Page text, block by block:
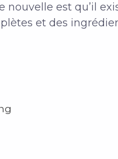
nouvelle est qu’il
et des